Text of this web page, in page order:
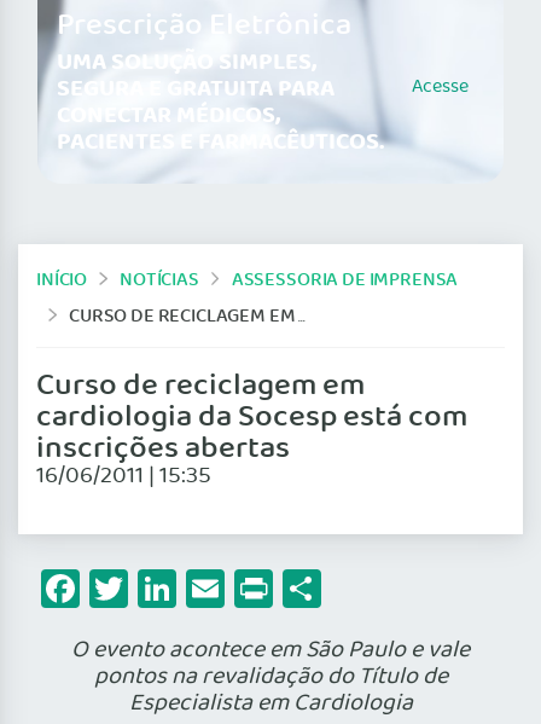
Prescrição Eletrônica
UMA SOLUÇÃO SIMPLES,
SEGURA E GRATUITA PARA
CONECTAR MÉDICOS,
PACIENTES E FARMACÊUTICOS.
Acesse
INÍCIO NOTÍCIAS
ASSESSORIA DE IMPRENSA
CURSO DE RECICLAGEM EM CARDIOLOGIA DA SOCESP ESTÁ COM INSCRIÇÕES ABERTAS
Curso de reciclagem em
cardiologia da Socesp está com
inscrições abertas
16/06/2011 | 15:35
Facebook
Twitter
LinkedIn
Email
Print
O evento acontece em São Paulo e vale
pontos na revalidação do Título de
Especialista em Cardiologia